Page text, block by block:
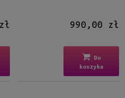
990,00 zł
Do
koszyka